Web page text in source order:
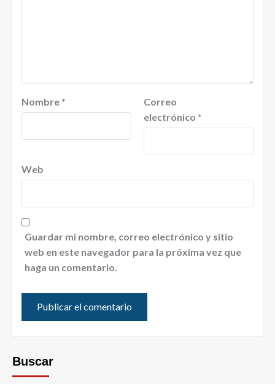
Nombre *
Correo
electrónico *
Web
Guardar mi nombre, correo electrónico y sitio
web en este navegador para la próxima vez que
haga un comentario.
Buscar